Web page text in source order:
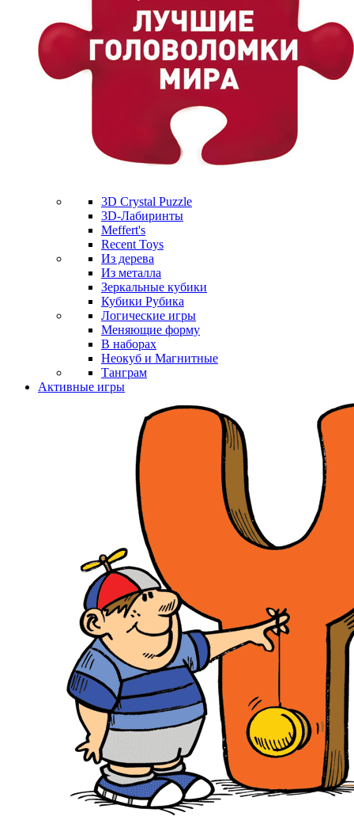
3D Crystal Puzzle
3D-Лабиринты
Meffert's
Recent Toys
Из дерева
Из металла
Зеркальные кубики
Кубики Рубика
Логические игры
Меняющие форму
В наборах
Неокуб и Магнитные
Танграм
Активные игры